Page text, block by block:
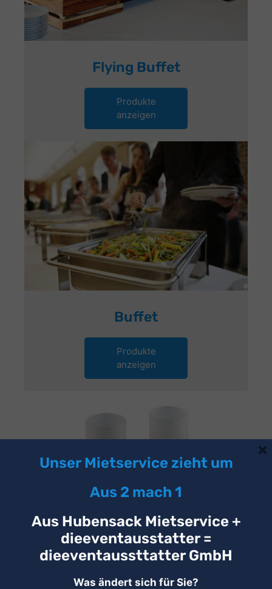
Flying Buffet
Produkte
anzeigen
Buffet
Produkte
anzeigen
Tischzubehör
Unser Mietservice zieht um
Aus 2 mach 1
Aus Hubensack Mietservice+
dieeventausstatter =
dieeventaussttatter GmbH
Was ändert sich für Sie?
×